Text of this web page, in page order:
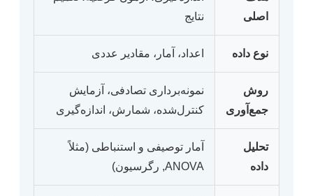
اصلی
نتایج
نوع داده اعداد، آمار، مقادیر عددی
روش
جمع‌آوری
نمونه‌برداری تصادفی، آزمایش
کنترل‌شده، شمارش، اندازه‌گیری
تحلیل
داده
آمار توصیفی و استنباطی (مثلاً
ANOVA, رگرسیون)